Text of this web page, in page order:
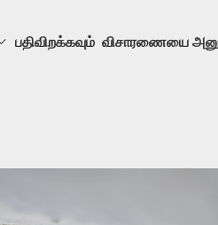
பதிவிறக்கவும் விசாரணையை